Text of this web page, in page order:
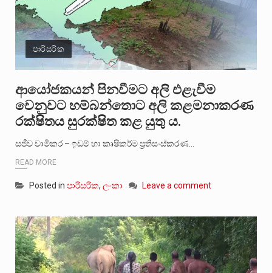
පාරිසරික
ආයෝජකයන් පිනවීමට අලි එළැවීම
වෙනුවට හම්බන්තොට අලි කළමනාකරණ
රක්ෂිතය සුරක්ෂිත කළ යුතු ය.
සජීව චාමිකර – ඉඩම් හා කෘෂිකර්ම ප්‍රතිසංස්කරණ…
READ MORE
Posted in පාරිසරික, ලංකා Leave a comment